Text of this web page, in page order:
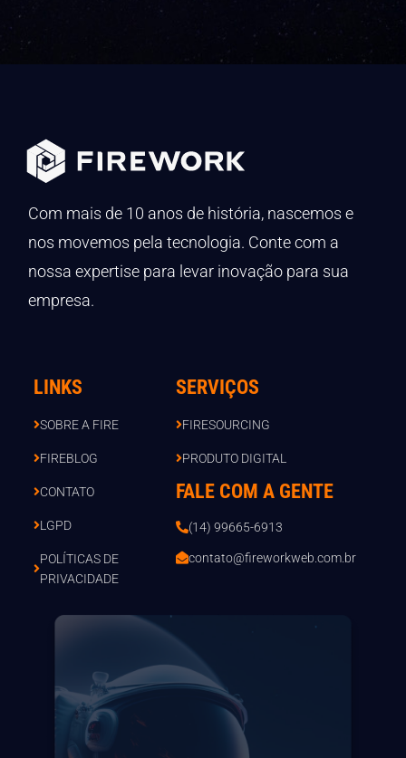
Com mais de 10 anos de história, nascemos e
nos movemos pela tecnologia. Conte com a
nossa expertise para levar inovação para sua
empresa.
LINKS
SOBRE A FIRE
FIREBLOG
CONTATO
LGPD
POLÍTICAS DE
PRIVACIDADE
SERVIÇOS
FIRESOURCING
PRODUTO DIGITAL
FALE COM A GENTE
(14) 99665-6913
contato@fireworkweb.com.br